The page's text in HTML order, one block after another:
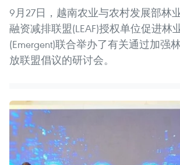
9月27日，越南农业与农村发展部林
融资减排联盟(LEAF)授权单位促进林
(Emergent)联合举办了有关通过加强
放联盟倡议的研讨会。